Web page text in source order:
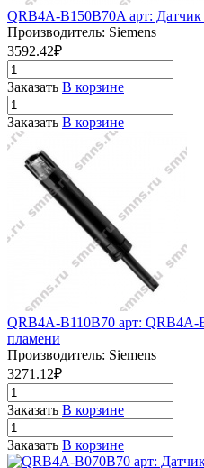
QRB4A-B150B70A арт:
Производитель: Siemens
3592.42₽
Заказать В корзине
Заказать В корзине
QRB4A-B110B70 арт: QRB4A-
пламени
Производитель: Siemens
3271.12₽
Заказать В корзине
Заказать В корзине